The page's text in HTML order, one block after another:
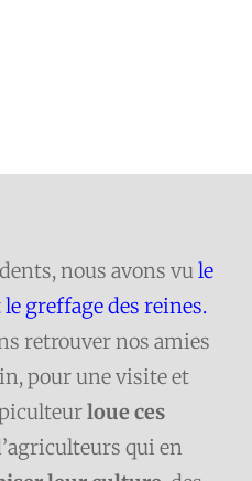
nous avons vule
le greffage des reines.
retrouver nos amies
pour une visite et
loue ces
qui en